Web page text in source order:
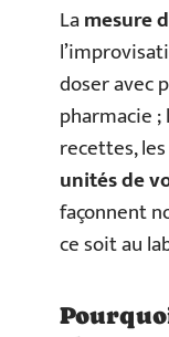
Lamesure
doser avec
pharmacie ;
recettes,
unités de
façonnent
ce soit au